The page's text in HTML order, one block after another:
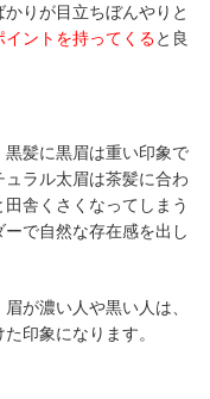
りが目立ちぼんやりと
イントを持ってくると良
髪に黒眉は重い印象で
ラル太眉は茶髪に合わ
舎くさくなってしまう
で自然な存在感を出し
が濃い人や黒い人は、
印象になります。